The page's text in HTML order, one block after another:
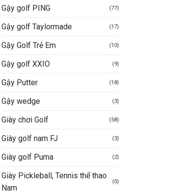
Gậy golf PING (77)
Gậy golf Taylormade (17)
Gậy Golf Trẻ Em (10)
Gậy golf XXIO (9)
Gậy Putter (18)
Gậy wedge (3)
Giày chơi Golf (58)
Giày golf nam FJ (3)
Giày golf Puma (2)
Giày Pickleball, Tennis thể thao
Nam
(0)